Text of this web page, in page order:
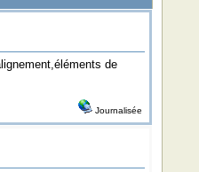
de
Journalisée